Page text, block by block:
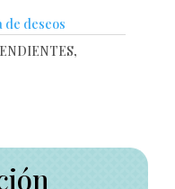
de deseos
,